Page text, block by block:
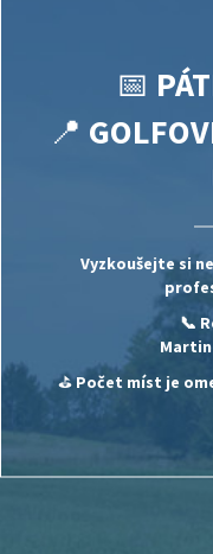
📅
📍
Vyzkoušejte si
📞
⛳Počet míst je